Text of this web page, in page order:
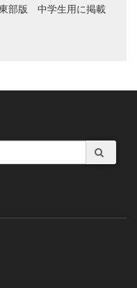
部版 中学生用に掲載